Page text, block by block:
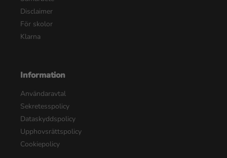
Disclaimer
För skolor
Klarna
Information
Användaravtal
Sekretesspolicy
Dataskyddspolicy
Upphovsrättspolicy
Cookiepolicy